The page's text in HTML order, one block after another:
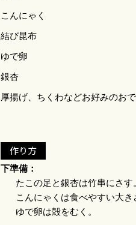
こんにゃく
結び昆布
ゆで卵
銀杏
厚揚げ、ちくわなどお好みのお
作り方
下準備：
たこの足と銀杏は竹串にさす
こんにゃくは食べやすい大き
ゆで卵は殻をむく。